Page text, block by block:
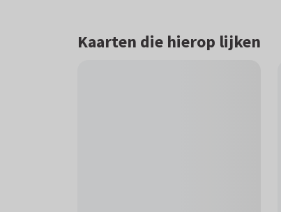
Kaarten die hierop lijken